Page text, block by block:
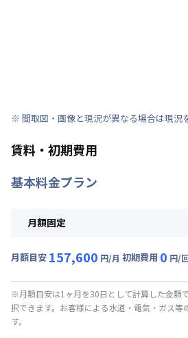
※ 間取図・画像と現況が異なる場合は現況
賃料・初期費用
基本料金プラン
月額固定
月額目安 157,600 円/月 初期費用 0 円/
月額賃料目安(30日利用)
賃料 : 157,600円/月
光熱費他 :
※月額目安は1ヶ月を30日として計算した金額
択できます。お客様による水道・電気・ガス等
す。